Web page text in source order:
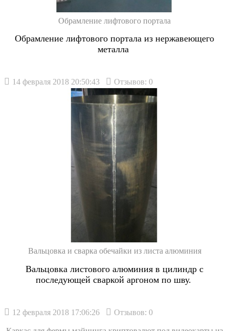
Обрамление лифтового портала
Обрамление лифтового портала из нержавеющего
металла
14 февраля 2018 20:50:43 Отзывов: 0
Вальцовка и сварка обечайки из листа алюминия
Вальцовка листового алюминия в цилиндр с
последующей сваркой аргоном по шву.
12 февраля 2018 17:06:26 Отзывов: 0